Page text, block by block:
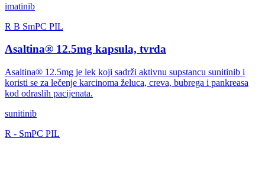
imatinib
R B SmPC PIL
Asaltina® 12.5mg kapsula, tvrda
Asaltina® 12.5mg je lek koji sadrži aktivnu supstancu sunitinib i
koristi se za lečenje karcinoma želuca, creva, bubrega i pankreasa
kod odraslih pacijenata.
sunitinib
R - SmPC PIL